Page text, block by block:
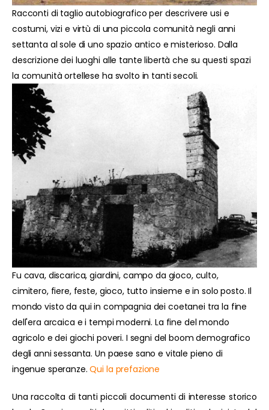
Racconti di taglio autobiografico per descrivere usi e
costumi, vizi e virtù di una piccola comunità negli anni
settanta al sole di uno spazio antico e misterioso. Dalla
descrizione dei luoghi alle tante libertà che su questi spazi
la comunità ortellese ha svolto in tanti secoli.
Fu cava, discarica, giardini, campo da gioco, culto,
cimitero, fiere, feste, gioco, tutto insieme e in solo posto. Il
mondo visto da qui in compagnia dei coetanei tra la fine
dell'era arcaica e i tempi moderni. La fine del mondo
agricolo e dei giochi poveri. I segni del boom demografico
degli anni sessanta. Un paese sano e vitale pieno di
ingenue speranze.Qui la prefazione
Una raccolta di tanti piccoli documenti di interesse storico